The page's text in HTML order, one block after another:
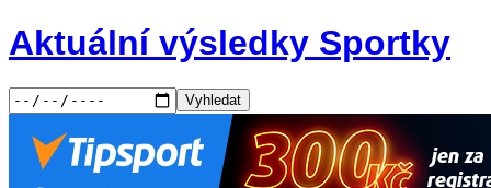
Aktuální výsledky Sportky
Vyhledat